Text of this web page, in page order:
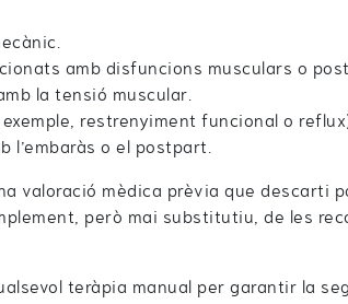
amb disfuncions musculars o
la tensió muscular.
restrenyiment funcional o
l’embaràs o el postpart.
valoració mèdica prèvia que descarti
però mai substitutiu, de les
teràpia manual per garantir la